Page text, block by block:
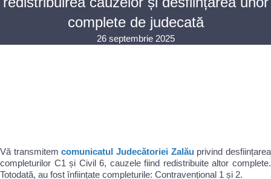
complete de judecată
26 septembrie 2025
Vă transmitemcomunicatul Judecătoriei Zalău privind desființarea
completurilor C1 și Civil 6, cauzele fiind redistribuite altor complete.
Totodată, au fost înființate completurile: Contravențional 1 și 2.